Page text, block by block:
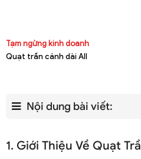
Tạm ngừng kinh doanh
Quạt trần cánh dài All
Nội dung bài viết:
1. Giới Thiệu Về Quạt